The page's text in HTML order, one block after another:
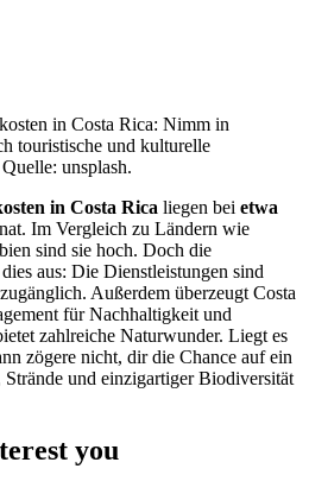
in Costa Rica: Nimm in
touristische und kulturelle
unsplash.
in Costa Rica liegen bei etwa
Im Vergleich zu Ländern wie
sind sie hoch. Doch die
aus: Die Dienstleistungen sind
Außerdem überzeugt Costa
für Nachhaltigkeit und
zahlreiche Naturwunder. Liegt es
zögere nicht, dir die Chance auf ein
und einzigartiger Biodiversität
you